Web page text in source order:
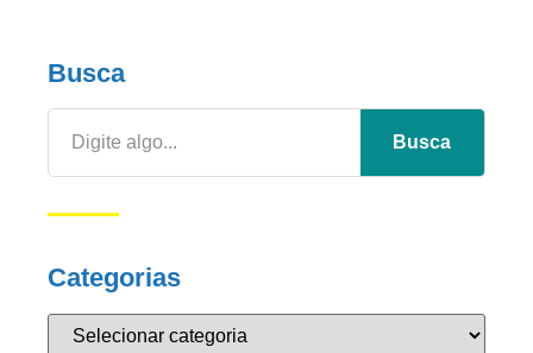
Busca
Busca
Categorias